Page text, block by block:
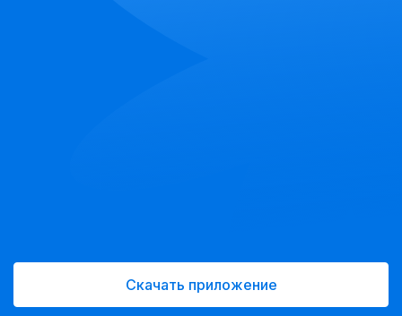
Скачать приложение